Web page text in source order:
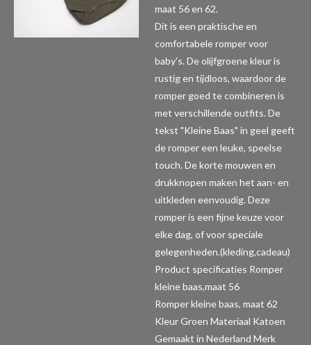
maat 56 en 62.
Dit is een praktische en
comfortabele romper voor
baby's. De olijfgroene kleur is
rustig en tijdloos, waardoor de
romper goed te combineren is
met verschillende outfits. De
tekst "Kleine Baas" in geel geeft
de romper een leuke, speelse
touch. De korte mouwen en
drukknopen maken het aan- en
uitkleden eenvoudig. Deze
romper is een fijne keuze voor
elke dag, of voor speciale
gelegenheden.(kleding,cadeau)
Product specificaties Romper
kleine baas,maat 56
Romper kleine baas, maat 62
Kleur Groen Materiaal Katoen
Gemaakt in Nederland Merk